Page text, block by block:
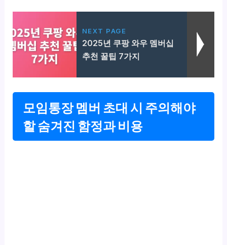
NEXT PAGE
2025년 쿠팡 와우 멤버십
추천 꿀팁 7가지
모임통장 멤버 초대 시 주의해야
할 숨겨진 함정과 비용